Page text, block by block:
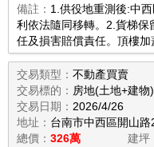
備註： 1.供役地重測後:中
利依法隨同移轉。2.貨梯
任及損害賠償責任。頂樓加
交易類型： 不動產買賣
交易標的： 房地(土地+建物)
交易日期： 2026/4/26
地址： 台南市中西區開山
總價： 326萬 建坪